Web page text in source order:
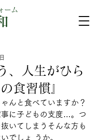
ーム
、人生がひら
食習慣』
んと食べていますか？
に子どもの支度…。つ
いてしまうそんな方も
でしょ うか。